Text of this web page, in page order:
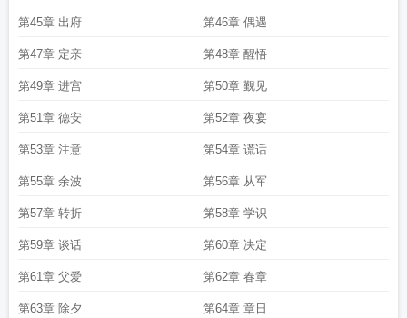
第45章 出府 第46章 偶遇
第47章 定亲 第48章 醒悟
第49章 进宫 第50章 觐见
第51章 德安 第52章 夜宴
第53章 注意 第54章 谎话
第55章 余波 第56章 从军
第57章 转折 第58章 学识
第59章 谈话 第60章 决定
第61章 父爱 第62章 春章
第63章 除夕 第64章 章日